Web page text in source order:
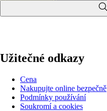
Užitečné odkazy
Cena
Nakupujte online bezpečně
Podmínky používání
Soukromí a cookies